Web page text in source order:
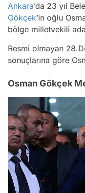
Ankara’da 23 yıl
Gökçek’in oğlu
bölge milletvekili
Resmi olmayan
sonuçlarına göre
Osman Gökçek